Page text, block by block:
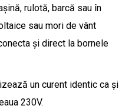
rulotă, barcă sau în
sau mori de vânt
și direct la bornele
un curent identic ca și
230V.